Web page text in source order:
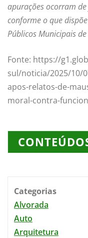
apurações ocorram
conforme o que
Públicos Municipais
Fonte: https://
sul/noticia/2025/10/
apos-relatos-de-
moral-contra-
Categorias
Alvorada
Auto
Arquitetura